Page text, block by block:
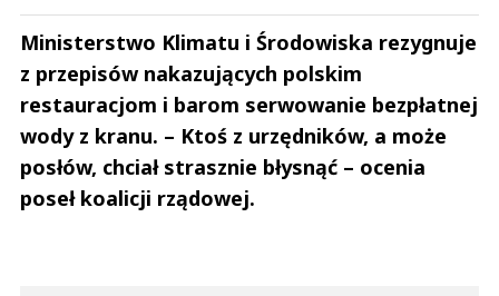
Ministerstwo Klimatu i Środowiska rezygnuje
z przepisów nakazujących polskim
restauracjom i barom serwowanie bezpłatnej
wody z kranu. – Ktoś z urzędników, a może
posłów, chciał strasznie błysnąć – ocenia
poseł koalicji rządowej.